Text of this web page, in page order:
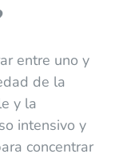
entre uno y
de la
y la
intensivo y
concentrar